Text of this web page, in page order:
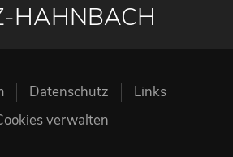
HAHNBACH
Datenschutz
Links
verwalten